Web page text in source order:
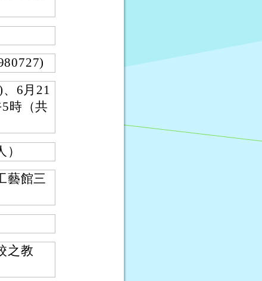
6月21
時（共
藝館三
之教